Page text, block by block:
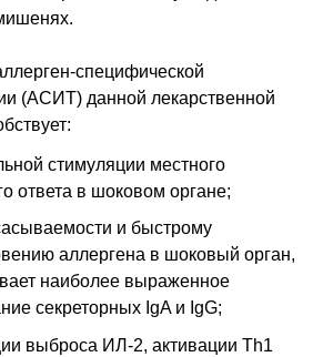
специфической
(АСИТ) данной лекарственной
стимуляции местного
ответа в шоковом органе;
и быстрому
аллергена в шоковый орган,
наиболее выраженное
секреторных IgA и IgG;
выброса ИЛ-2, активации Th1